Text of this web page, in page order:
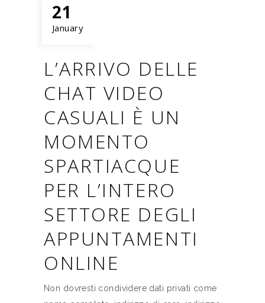
21
January
L’ARRIVO DELLE
CHAT VIDEO
CASUALI È UN
MOMENTO
SPARTIACQUE
PER L’INTERO
SETTORE DEGLI
APPUNTAMENTI
ONLINE
Non dovresti condividere dati privati come